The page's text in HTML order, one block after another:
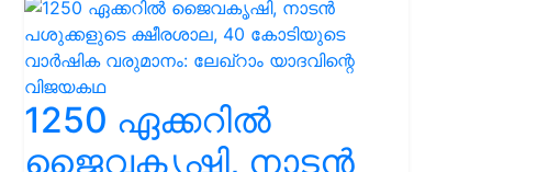
1250 ഏക്കറിൽ
ജൈവകൃഷി, നാടൻ